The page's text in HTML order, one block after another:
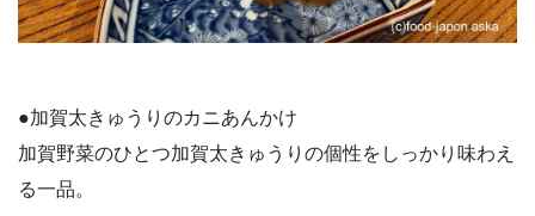
●加賀太きゅうりのカニあんかけ
加賀野菜のひとつ加賀太きゅうりの個性をしっかり味わえ
る一品。